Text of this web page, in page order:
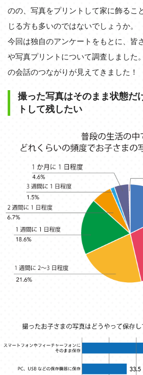
のの、写真をプリントして家に飾るこ
じる方も多いのではないでしょうか。
今回は独自のアンケートをもとに、皆
や写真プリントについて調査しました
の会話のつながりが見えてきました！
撮った写真はそのまま状態だ
トして残したい